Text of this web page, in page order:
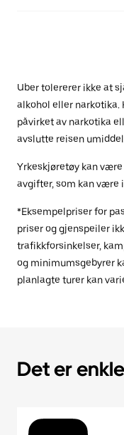
Uber tolererer ikke at
alkohol eller narkotika.
påvirket av narkotika
avslutte reisen
Yrkeskjøretøy kan
avgifter, som kan være
*Eksempelpriser for
priser og gjenspeiler
trafikkforsinkelser,
og minimumsgebyrer
planlagte turer kan
Det er